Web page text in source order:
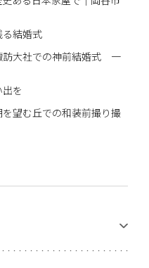
る結婚式
訪大社での神前結婚式 一
を
を望む丘での和装前撮り撮